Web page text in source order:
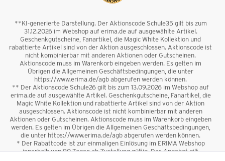
**KI-generierte Darstellung. Der Aktionscode Schule35 gilt bis zum
31.12.2026 im Webshop auf erima.de auf ausgewählte Artikel.
Geschenkgutscheine, Fanartikel, die Magic White Kollektion und
rabattierte Artikel sind von der Aktion ausgeschlossen. Aktionscode ist
nicht kombinierbar mit anderen Aktionen oder Gutscheinen.
Aktionscode muss im Warenkorb eingeben werden. Es gelten im
Übrigen die Allgemeinen Geschäftsbedingungen, die unter
https://www.erima.de/agb abgerufen werden können.
** Der Aktionscode Schule26 gilt bis zum 13.09.2026 im Webshop auf
erima.de auf ausgewählte Artikel. Geschenkgutscheine, Fanartikel, die
Magic White Kollektion und rabattierte Artikel sind von der Aktion
ausgeschlossen. Aktionscode ist nicht kombinierbar mit anderen
Aktionen oder Gutscheinen. Aktionscode muss im Warenkorb eingeben
werden. Es gelten im Übrigen die Allgemeinen Geschäftsbedingungen,
die unter https://www.erima.de/agb abgerufen werden können.
* Der Rabattcode ist zur einmaligen Einlösung im ERIMA Webshop
innerhalb von 90 Tagen ab Zustellung gültig. Das Angebot gilt